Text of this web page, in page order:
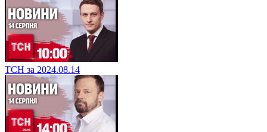
ТСН за 2024.08.14